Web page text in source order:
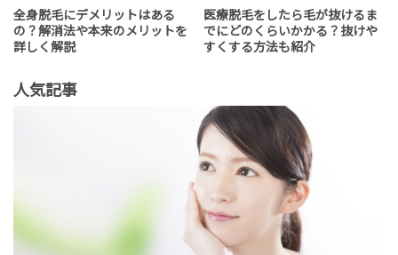
全身脱毛にデメリットはある
の？解消法や本来のメリットを
詳しく解説
医療脱毛をしたら毛が抜けるま
でにどのくらいかかる？抜けや
すくする方法も紹介
人気記事